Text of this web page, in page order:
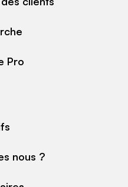
Pro
nous ?